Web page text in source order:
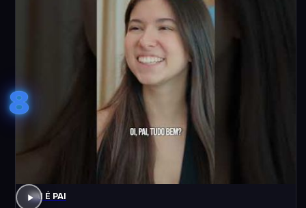
8
PAI É PAI